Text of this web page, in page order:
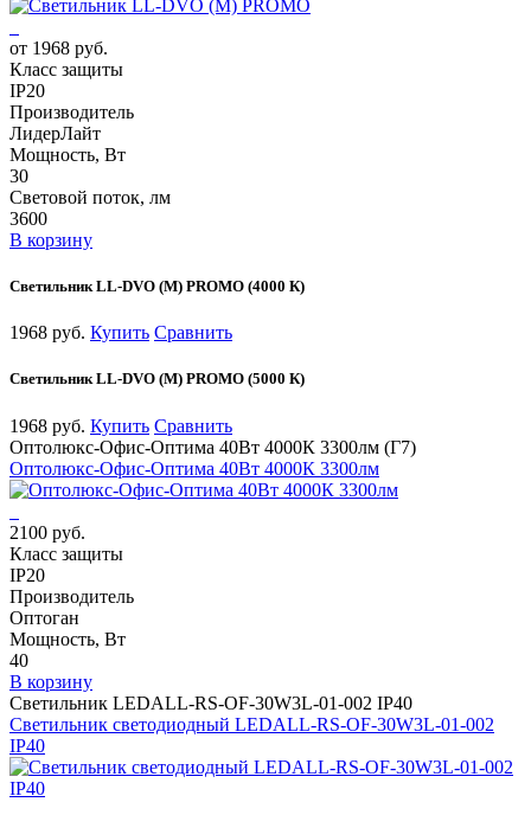
от 1968 руб.
Класс защиты
IP20
Производитель
ЛидерЛайт
Мощность, Вт
30
Световой поток, лм
3600
В корзину
Светильник LL-DVO (M) PROMO (4000 К)
1968 руб. Купить Сравнить
Светильник LL-DVO (M) PROMO (5000 К)
1968 руб. Купить Сравнить
Оптолюкс-Офис-Оптима 40Вт 4000К 3300лм (Г7)
Оптолюкс-Офис-Оптима 40Вт 4000К 3300лм
2100 руб.
Класс защиты
IP20
Производитель
Оптоган
Мощность, Вт
40
В корзину
Светильник LEDALL-RS-OF-30W3L-01-002 IP40
Светильник светодиодный LEDALL-RS-OF-30W3L-01-002
IP40